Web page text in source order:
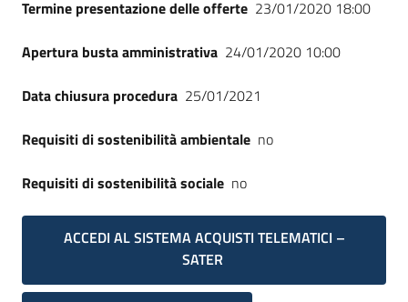
Termine presentazione delle offerte 23/01/2020 18:00
Apertura busta amministrativa 24/01/2020 10:00
Data chiusura procedura 25/01/2021
Requisiti di sostenibilità ambientale no
Requisiti di sostenibilità sociale no
ACCEDI AL SISTEMA ACQUISTI TELEMATICI –
SATER